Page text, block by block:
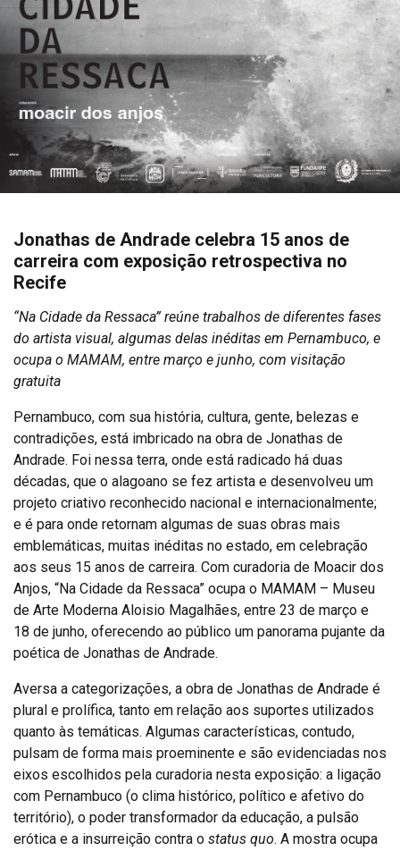
Jonathas de Andrade celebra 15 anos de
carreira com exposição retrospectiva no
Recife
“Na Cidade da Ressaca” reúne trabalhos de diferentes fases
do artista visual, algumas delas inéditas em Pernambuco, e
ocupa o MAMAM, entre março e junho, com visitação
gratuita
Pernambuco, com sua história, cultura, gente, belezas e
contradições, está imbricado na obra de Jonathas de
Andrade. Foi nessa terra, onde está radicado há duas
décadas, que o alagoano se fez artista e desenvolveu um
projeto criativo reconhecido nacional e internacionalmente;
e é para onde retornam algumas de suas obras mais
emblemáticas, muitas inéditas no estado, em celebração
aos seus 15 anos de carreira. Com curadoria de Moacir dos
Anjos, “Na Cidade da Ressaca” ocupa o MAMAM – Museu
de Arte Moderna Aloisio Magalhães, entre 23 de março e
18 de junho, oferecendo ao público um panorama pujante da
poética de Jonathas de Andrade.
Aversa a categorizações, a obra de Jonathas de Andrade é
plural e prolífica, tanto em relação aos suportes utilizados
quanto às temáticas. Algumas características, contudo,
pulsam de forma mais proeminente e são evidenciadas nos
eixos escolhidos pela curadoria nesta exposição: a ligação
com Pernambuco (o clima histórico, político e afetivo do
território), o poder transformador da educação, a pulsão
erótica e a insurreição contra o status quo. A mostra ocupa